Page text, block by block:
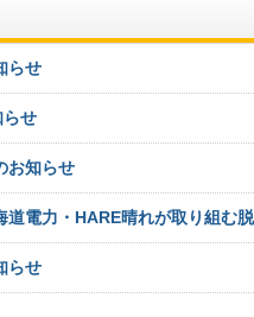
らせ
らせ
お知らせ
道電力・HARE晴れが取り組む
らせ